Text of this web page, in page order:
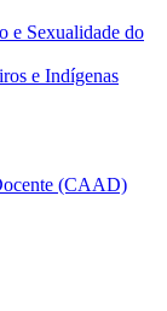
e Sexualidade do
e Indígenas
(CAAD)